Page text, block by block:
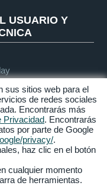
USUARIO Y
de
Accesibilidad
sus sitios web para el
de redes sociales
Encontrarás más
Privacidad. Encontrarás
por parte de Google
privacy/.
haz clic en el botón
cualquier momento
de herramientas.